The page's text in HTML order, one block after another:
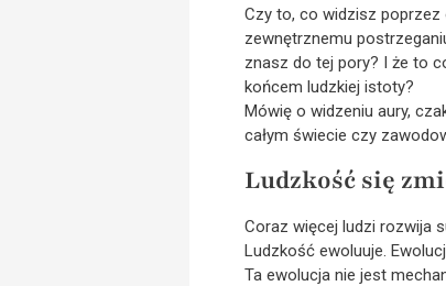
Czy to, co widzisz
zewnętrznemu
znasz do tej pory? I że to
końcem ludzkiej istoty?
Mówię o widzeniu aury,
całym świecie czy
Ludzkość się
Coraz więcej ludzi rozwija
Ludzkość ewoluuje.
Ta ewolucja nie jest